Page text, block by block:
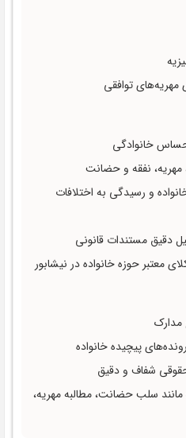
توافقی
خانوادگی
مهریه، نفقه و حضانت
و رسیدگی به اختلافات
دقیق مستندات قانونی
معتبر حوزه خانواده در نیشابور
مدارک
پیچیده خانواده
شفاف و دقیق
سلب حضانت، مطالبه مهریه،